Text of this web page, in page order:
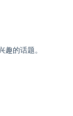
趣的话题。